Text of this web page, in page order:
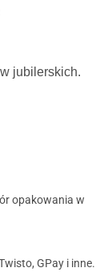
jubilerskich.
opakowania w
GPay i inne.